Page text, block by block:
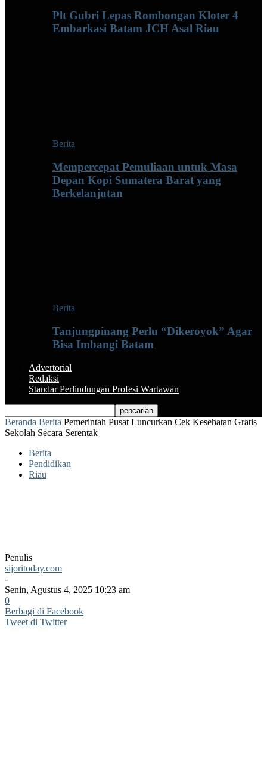
Plt Gubri Lepas Rombongan Kloter 4
Embarkasi Batam JCH Asal Riau
Berita
Mempercepat Pemuliaan untuk Masa
Depan Kopi Sumatera Barat yang
Berkelanjutan
Berita
Tanjungpinang Perlu “Dikeroyok” Agar
Bisa Imbangi Batam
Advertorial
Redaksi
Standar Perlindungan Profesi Wartawan
Beranda Berita Pemerintah Pusat Luncurkan Cek Kesehatan Gratis
Sekolah Secara Serentak
Berita
Pendidikan
Riau
Penulis
sijoritoday.com
-
Senin, Agustus 4, 2025 10:23 am
0
Berbagi di Facebook
Tweet di Twitter